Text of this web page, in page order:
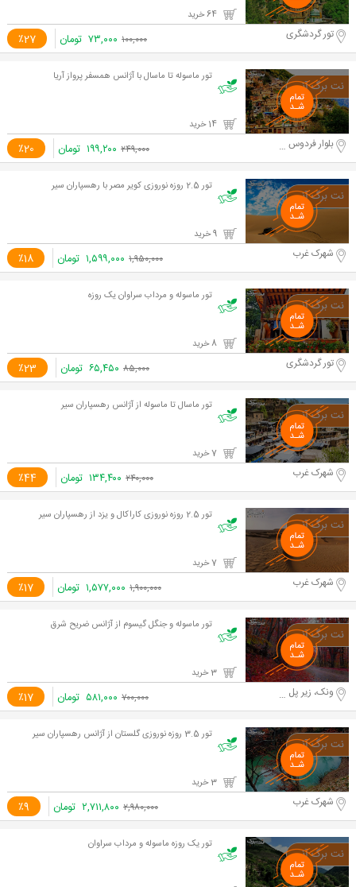
٪27 تور گردشگری ۱۰۰,۰۰۰ ۷۳,۰۰۰ تومان
تور ماسوله تا ماسال با آژانس همسفر پرواز آریا
٪20 بلوار فردوس غرب ۲۴۹,۰۰۰ ۱۹۹,۲۰۰ تومان
تور 2.5 روزه نوروزی کویر مصر با رهسپاران سیر
٪18 شهرک غرب ۱,۹۵۰,۰۰۰ ۱,۵۹۹,۰۰۰ تومان
تور ماسوله و مرداب سراوان یک روزه
٪23 تور گردشگری ۸۵,۰۰۰ ۶۵,۴۵۰ تومان
تور ماسال تا ماسوله از آژانس رهسپاران سیر
٪44 شهرک غرب ۲۴۰,۰۰۰ ۱۳۴,۴۰۰ تومان
تور 2.5 روزه نوروزی کاراکال و یزد از رهسپاران سیر
٪17 شهرک غرب ۱,۹۰۰,۰۰۰ ۱,۵۷۷,۰۰۰ تومان
تور ماسوله و جنگل گیسوم از آژانس ضریح شرق
٪17 ونک، زیر پل همت ۷۰۰,۰۰۰ ۵۸۱,۰۰۰ تومان
تور 3.5 روزه نوروزی گلستان از آژانس رهسپاران سیر
٪9 شهرک غرب ۲,۹۸۰,۰۰۰ ۲,۷۱۱,۸۰۰ تومان
تور يک روزه ماسوله و مرداب سراوان